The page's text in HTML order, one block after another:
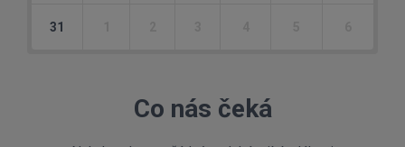
31
Co nás čeká